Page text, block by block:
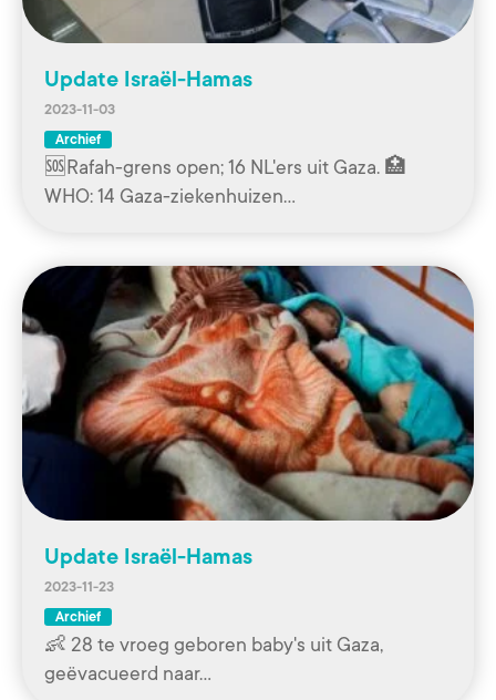
Update Israël-Hamas
2023-11-03
Archief
🆘Rafah-grens open; 16 NL'ers uit Gaza. 🏥
WHO: 14 Gaza-ziekenhuizen…
Update Israël-Hamas
2023-11-23
Archief
👶 28 te vroeg geboren baby's uit Gaza,
geëvacueerd naar…